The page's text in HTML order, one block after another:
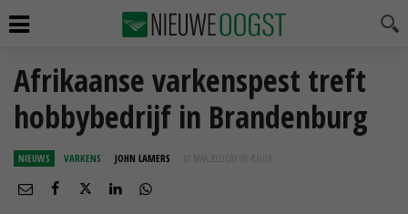
Afrikaanse varkenspest treft
hobbybedrijf in Brandenburg
NIEUWS VARKENS JOHN LAMERS 01 MAA 2023 OM 09:45